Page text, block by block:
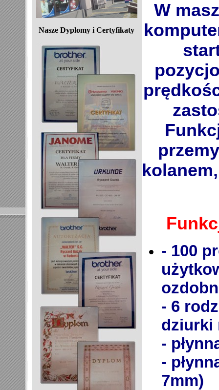
Nasze Dyplomy i Certyfikaty
W maszynie poza standardowymi funkcjami
start/
prędkości szycia
- 100
użytkowe,
- 6
dziurki
- płynna
7mm)